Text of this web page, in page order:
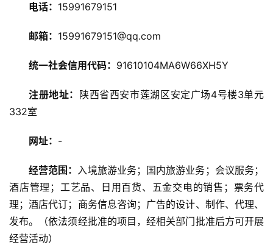
美
热
门
景
点
电话： 15991679151
邮箱： 15991679151@qq.com
统一社会信用代码： 91610104MA6W66XH5Y
注册地址： 陕西省西安市莲湖区安定广场4号楼3单元
332室
网址： -
经营范围： 入境旅游业务；国内旅游业务；会议服务；
酒店管理；工艺品、日用百货、五金交电的销售；票务代
理；酒店代订；商务信息咨询；广告的设计、制作、代理、
发布。（依法须经批准的项目，经相关部门批准后方可开展
经营活动）